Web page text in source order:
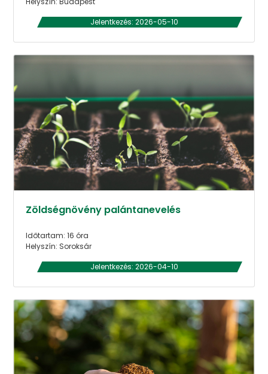
Jelentkezés: 2026-05-10
Zöldségnövény palántanevelés
Időtartam: 16 óra
Helyszín: Soroksár
Jelentkezés: 2026-04-10